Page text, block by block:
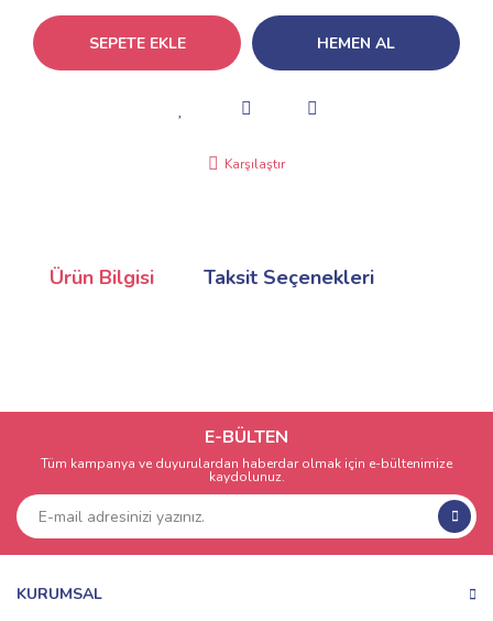
SEPETE EKLE HEMEN AL
Karşılaştır
Ürün Bilgisi Taksit Seçenekleri
E-BÜLTEN
Tüm kampanya ve duyurulardan haberdar olmak için e-bültenimize
kaydolunuz.
KURUMSAL